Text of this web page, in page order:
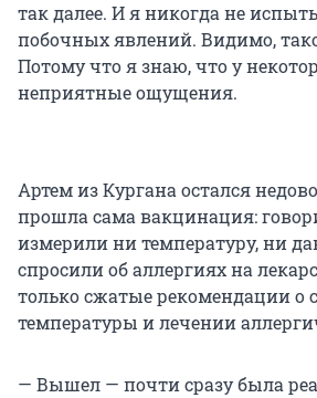
так далее. И я никогда не
побочных явлений. Видимо,
Потому что я знаю, что у
неприятные ощущения.
Артем из Кургана остался
прошла сама вакцинация:
измерили ни температуру, ни
спросили об аллергиях на
только сжатые рекомендации о
температуры и лечении
— Вышел — почти сразу была